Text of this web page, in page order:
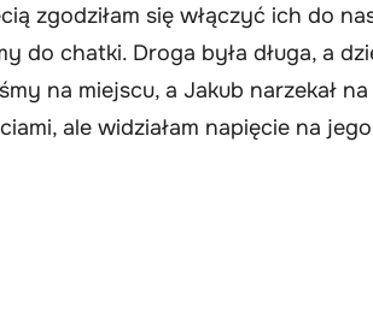
zgodziłam się włączyć ich do
do chatki. Droga była długa, a
na miejscu, a Jakub narzekał
ale widziałam napięcie na